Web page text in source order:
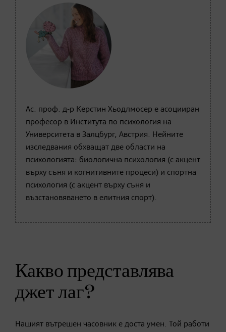
Ас. проф. д-р Керстин Хьодлмосер е асоцииран
професор в Института по психология на
Университета в Залцбург, Австрия. Нейните
изследвания обхващат две области на
психологията: биологична психология (с акцент
върху съня и когнитивните процеси) и спортна
психология (с акцент върху съня и
възстановяването в елитния спорт).
Какво представлява
джет лаг?
Нашият вътрешен часовник е доста умен. Той работи